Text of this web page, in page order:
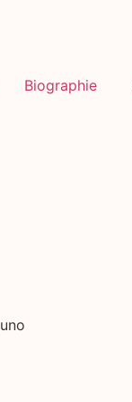
Biographie
uno